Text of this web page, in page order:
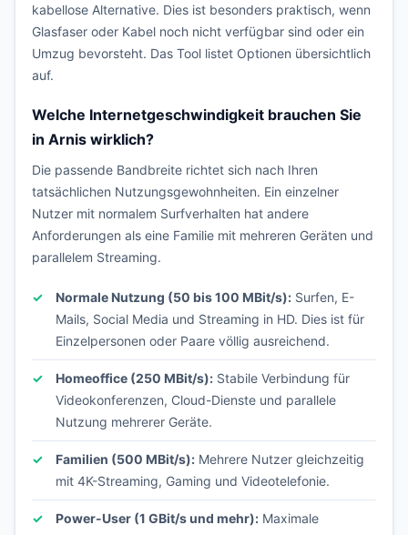
kabellose Alternative. Dies ist besonders praktisch, wenn
Glasfaser oder Kabel noch nicht verfügbar sind oder ein
Umzug bevorsteht. Das Tool listet Optionen übersichtlich
auf.
Welche Internetgeschwindigkeit brauchen Sie
in Arnis wirklich?
Die passende Bandbreite richtet sich nach Ihren
tatsächlichen Nutzungsgewohnheiten. Ein einzelner
Nutzer mit normalem Surfverhalten hat andere
Anforderungen als eine Familie mit mehreren Geräten und
parallelem Streaming.
Normale Nutzung (50 bis 100 MBit/s): Surfen, E-
Mails, Social Media und Streaming in HD. Dies ist für
Einzelpersonen oder Paare völlig ausreichend.
Homeoffice (250 MBit/s): Stabile Verbindung für
Videokonferenzen, Cloud-Dienste und parallele
Nutzung mehrerer Geräte.
Familien (500 MBit/s): Mehrere Nutzer gleichzeitig
mit 4K-Streaming, Gaming und Videotelefonie.
Power-User (1 GBit/s und mehr): Maximale